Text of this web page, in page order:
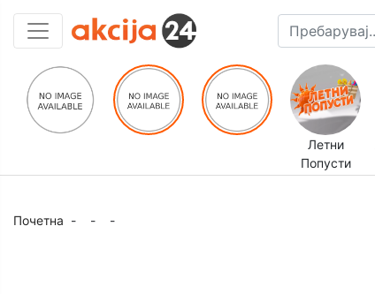
Летни
Попусти
Почетна - - -